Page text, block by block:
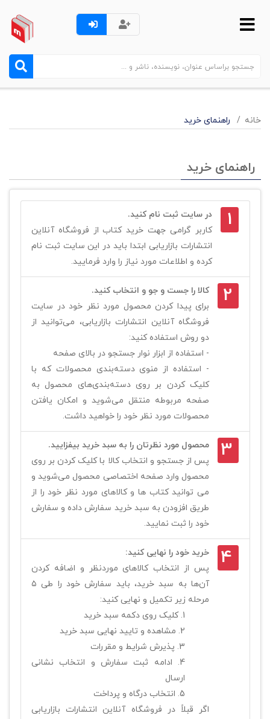
خانه راهنمای خرید
راهنمای خرید
1
در سایت ثبت نام کنید.
کاربر گرامی جهت خرید کتاب از فروشگاه آنلاین
انتشارات بازاریابی ابتدا باید در این سایت ثبت نام
کرده و اطلاعات مورد نیاز را وارد فرمایید.
2
کالا را جست و جو و انتخاب کنید.
برای پیدا کردن محصول مورد نظر خود در سایت
فروشگاه آنلاین انتشارات بازاریابی، می‏‌توانید از
دو روش استفاده کنید:
- استفاده از ابزار نوار جستجو در بالای صفحه
- استفاده از منوی دسته‌بندی محصولات که با
کلیک کردن بر روی دسته‌بندی‌‏‌های محصول به
صفحه مربوطه منتقل می‌شوید و امکان یافتن
محصولات مورد نظر خود را خواهید داشت.
3
محصول مورد نظرتان را به سبد خرید بیفزایید.
پس از جستجو و انتخاب کالا با کلیک کردن بر روی
محصول وارد صفحه اختصاصی محصول می‌شوید و
می توانید کتاب ها و کالاهای مورد نظر خود را از
طریق افزودن به سبد خرید سفارش داده و سفارش
خود را ثبت نمایید.
4
خرید خود را نهایی کنید:
پس از انتخاب کالاهای موردنظر و اضافه کردن
آن‌ها به سبد خرید، باید سفارش خود را طی ۵
مرحله زیر تکمیل و نهایی کنید:
کلیک روی دکمه سبد خرید
مشاهده و تایید نهایی سبد خرید
پذیرش شرایط و مقررات
ادامه ثبت سفارش و انتخاب نشانی
ارسال
انتخاب درگاه و پرداخت
اگر قبلاً در فروشگاه آنلاین انتشارات بازاریابی